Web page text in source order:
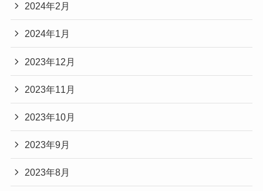
2024年2月
2024年1月
2023年12月
2023年11月
2023年10月
2023年9月
2023年8月